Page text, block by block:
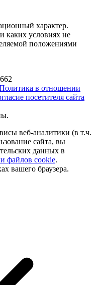
характер.
каких условиях не
положениями
в отношении
посетителя сайта
веб-аналитики (в т.ч.
сайта, вы
данных в
файлов cookie.
вашего браузера.